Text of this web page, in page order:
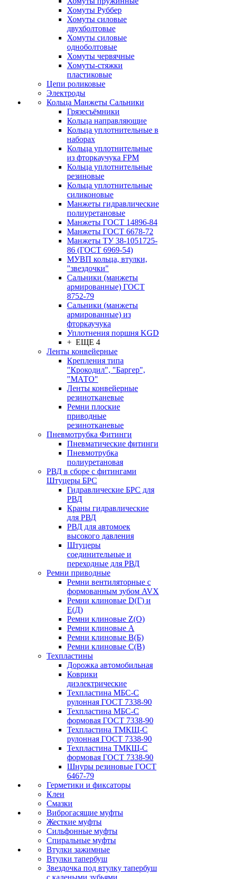
Хомуты Руббер
Хомуты силовые
двухболтовые
Хомуты силовые
одноболтовые
Хомуты червячные
Хомуты-стяжки
пластиковые
Цепи роликовые
Электроды
Кольца Манжеты Сальники
Грязесъёмники
Кольца направляющие
Кольца уплотнительные в
наборах
Кольца уплотнительные
из фторкаучука FPM
Кольца уплотнительные
резиновые
Кольца уплотнительные
силиконовые
Манжеты гидравлические
полиуретановые
Манжеты ГОСТ 14896-84
Манжеты ГОСТ 6678-72
Манжеты ТУ 38-1051725-
86 (ГОСТ 6969-54)
МУВП кольца, втулки,
"звездочки"
Сальники (манжеты
армированные) ГОСТ
8752-79
Сальники (манжеты
армированные) из
фторкаучука
Уплотнения поршня KGD
+ ЕЩЕ 4
Ленты конвейерные
Крепления типа
"Крокодил", "Баргер",
"МАТО"
Ленты конвейерные
резинотканевые
Ремни плоские
приводные
резинотканевые
Пневмотрубка Фитинги
Пневматические фитинги
Пневмотрубка
полиуретановая
РВД в сборе с фитингами
Штуцеры БРС
Гидравлические БРС для
РВД
Краны гидравлические
для РВД
РВД для автомоек
высокого давления
Штуцеры
соединительные и
переходные для РВД
Ремни приводные
Ремни вентиляторные с
формованным зубом AVX
Ремни клиновые D(Г) и
Е(Д)
Ремни клиновые Z(О)
Ремни клиновые А
Ремни клиновые В(Б)
Ремни клиновые С(В)
Техпластины
Дорожка автомобильная
Коврики
диэлектрические
Техпластина МБС-С
рулонная ГОСТ 7338-90
Техпластина МБС-С
формовая ГОСТ 7338-90
Техпластина ТМКЩ-С
рулонная ГОСТ 7338-90
Техпластина ТМКЩ-С
формовая ГОСТ 7338-90
Шнуры резиновые ГОСТ
6467-79
Герметики и фиксаторы
Клеи
Смазки
Виброгасящие муфты
Жесткие муфты
Сильфонные муфты
Спиральные муфты
Втулки зажимные
Втулки тапербуш
Звездочка под втулку тапербуш
c калеными зубьями